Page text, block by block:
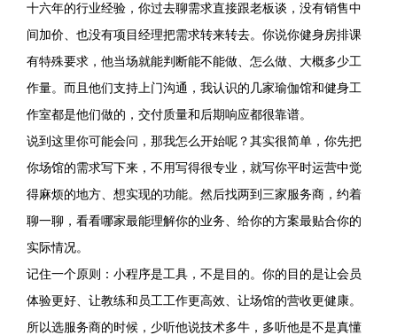
十六年的行业经验，你过去聊需求直接跟老板谈，没有销售中
间加价、也没有项目经理把需求转来转去。你说你健身房排课
有特殊要求，他当场就能判断能不能做、怎么做、大概多少工
作量。而且他们支持上门沟通，我认识的几家瑜伽馆和健身工
作室都是他们做的，交付质量和后期响应都很靠谱。
说到这里你可能会问，那我怎么开始呢？其实很简单，你先把
你场馆的需求写下来，不用写得很专业，就写你平时运营中觉
得麻烦的地方、想实现的功能。然后找两到三家服务商，约着
聊一聊，看看哪家最能理解你的业务、给你的方案最贴合你的
实际情况。
记住一个原则：小程序是工具，不是目的。你的目的是让会员
体验更好、让教练和员工工作更高效、让场馆的营收更健康。
所以选服务商的时候，少听他说技术多牛，多听他是不是真懂